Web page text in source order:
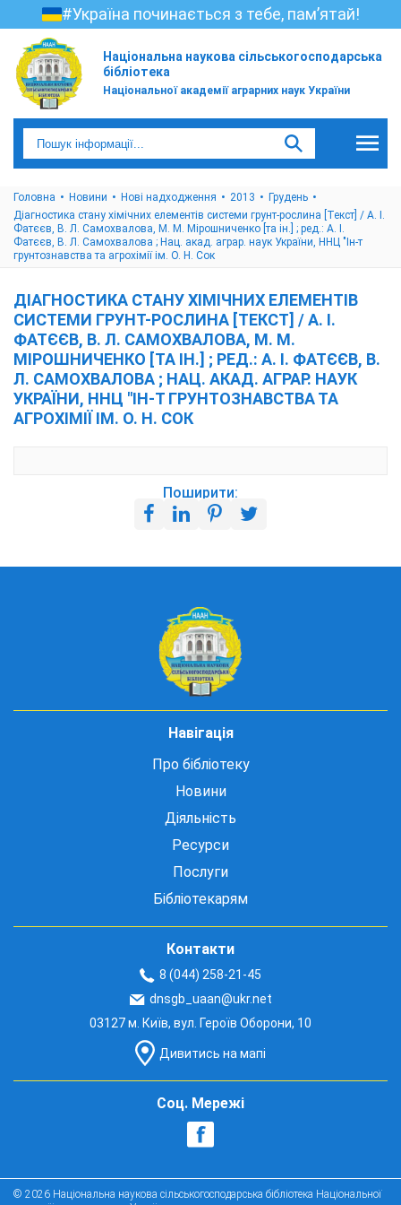
#Україна починається з тебе, пам’ятай!
Національна наукова сільськогосподарська
бібліотека
Національної академії аграрних наук України
Головна Новини Нові надходження 2013
Грудень
Діагностика стану хімічних елементів системи грунт-рослина [Текст] / А. І.
Фатєєв, В. Л. Самохвалова, М. М. Мірошниченко [та ін.] ; ред.: А. І.
Фатєєв, В. Л. Самохвалова ; Нац. акад. аграр. наук України, ННЦ "Ін-т
грунтознавства та агрохімії ім. О. Н. Сок
ДІАГНОСТИКА СТАНУ ХІМІЧНИХ ЕЛЕМЕНТІВ
СИСТЕМИ ГРУНТ-РОСЛИНА [ТЕКСТ] / А. І.
ФАТЄЄВ, В. Л. САМОХВАЛОВА, М. М.
МІРОШНИЧЕНКО [ТА ІН.] ; РЕД.: А. І. ФАТЄЄВ, В.
Л. САМОХВАЛОВА ; НАЦ. АКАД. АГРАР. НАУК
УКРАЇНИ, ННЦ "ІН-Т ГРУНТОЗНАВСТВА ТА
АГРОХІМІЇ ІМ. О. Н. СОК
Поширити:
Навігація
Про бібліотеку
Новини
Діяльність
Ресурси
Послуги
Бібліотекарям
Контакти
8 (044) 258-21-45
dnsgb_uaan@ukr.net
03127 м. Київ, вул. Героїв Оборони, 10
Дивитись на мапі
Соц. Мережі
© 2026 Національна наукова сільськогосподарська бібліотека Національної